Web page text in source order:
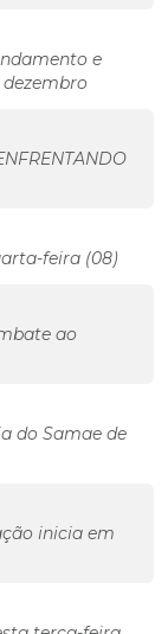
e
feira (08)
ao
do Samae de
inicia em